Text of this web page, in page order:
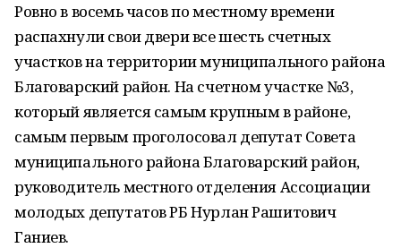
Ровно в восемь часов по местному времени
распахнули свои двери все шесть счетных
участков на территории муниципального района
Благоварский район. На счетном участке №3,
который является самым крупным в районе,
самым первым проголосовал депутат Совета
муниципального района Благоварский район,
руководитель местного отделения Ассоциации
молодых депутатов РБ Нурлан Рашитович
Ганиев.